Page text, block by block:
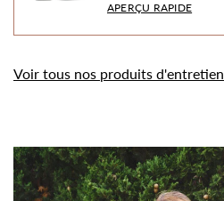
APERÇU RAPIDE
Voir tous nos produits d'entretien